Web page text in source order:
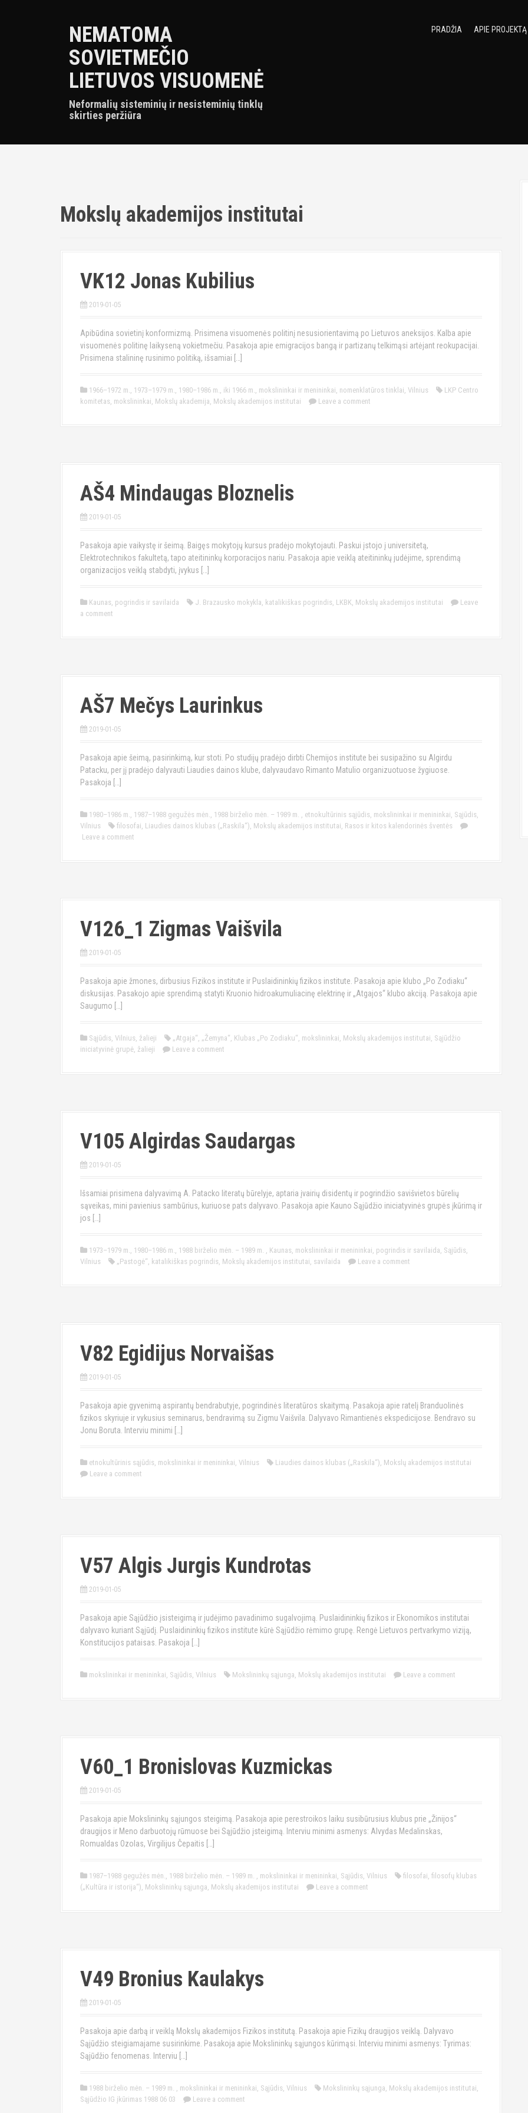
NEMATOMA
SOVIETMEČIO
LIETUVOS VISUOMENĖ
Neformalių sisteminių ir nesisteminių tinklų
skirties peržiūra
PRADŽIA APIE PROJEKTĄ
Mokslų akademijos institutai
VK12 Jonas Kubilius
2019-01-05
Apibūdina sovietinį konformizmą. Prisimena visuomenės politinį nesusiorientavimą po Lietuvos aneksijos. Kalba apie
visuomenės politinę laikyseną vokietmečiu. Pasakoja apie emigracijos bangą ir partizanų telkimąsi artėjant reokupacijai.
Prisimena stalininę rusinimo politiką, išsamiai […]
1966–1972 m., 1973–1979 m., 1980–1986 m., iki 1966 m., mokslininkai ir menininkai, nomenklatūros tinklai, Vilnius
LKP Centro
komitetas, mokslininkai, Mokslų akademija, Mokslų akademijos institutai Leave a comment
AŠ4 Mindaugas Bloznelis
2019-01-05
Pasakoja apie vaikystę ir šeimą. Baigęs mokytojų kursus pradėjo mokytojauti. Paskui įstojo į universitetą,
Elektrotechnikos fakultetą, tapo ateitininkų korporacijos nariu. Pasakoja apie veiklą ateitininkų judėjime, sprendimą
organizacijos veiklą stabdyti, įvykus […]
Kaunas, pogrindis ir savilaida J. Brazausko mokykla, katalikiškas pogrindis, LKBK, Mokslų akademijos institutai
Leave
a comment
AŠ7 Mečys Laurinkus
2019-01-05
Pasakoja apie šeimą, pasirinkimą, kur stoti. Po studijų pradėjo dirbti Chemijos institute bei susipažino su Algirdu
Patacku, per jį pradėjo dalyvauti Liaudies dainos klube, dalyvaudavo Rimanto Matulio organizuotuose žygiuose.
Pasakoja […]
1980–1986 m., 1987–1988 gegužės mėn., 1988 birželio mėn. – 1989 m. , etnokultūrinis sąjūdis, mokslininkai ir menininkai, Sąjūdis,
Vilnius
filosofai, Liaudies dainos klubas („Raskila“), Mokslų akademijos institutai, Rasos ir kitos kalendorinės šventės
Leave a comment
V126_1 Zigmas Vaišvila
2019-01-05
Pasakoja apie žmones, dirbusius Fizikos institute ir Puslaidininkių fizikos institute. Pasakoja apie klubo „Po Zodiaku“
diskusijas. Pasakojo apie sprendimą statyti Kruonio hidroakumuliacinę elektrinę ir „Atgajos“ klubo akciją. Pasakoja apie
Saugumo […]
Sąjūdis, Vilnius, žalieji „Atgaja“, „Žemyna“, Klubas „Po Zodiaku“, mokslininkai, Mokslų akademijos institutai, Sąjūdžio
iniciatyvinė grupė, žalieji Leave a comment
V105 Algirdas Saudargas
2019-01-05
Išsamiai prisimena dalyvavimą A. Patacko literatų būrelyje, aptaria įvairių disidentų ir pogrindžio savišvietos būrelių
sąveikas, mini pavienius sambūrius, kuriuose pats dalyvavo. Pasakoja apie Kauno Sąjūdžio iniciatyvinės grupės įkūrimą ir
jos […]
1973–1979 m., 1980–1986 m., 1988 birželio mėn. – 1989 m. , Kaunas, mokslininkai ir menininkai, pogrindis ir savilaida, Sąjūdis,
Vilnius
„Pastogė“, katalikiškas pogrindis, Mokslų akademijos institutai, savilaida Leave a comment
V82 Egidijus Norvaišas
2019-01-05
Pasakoja apie gyvenimą aspirantų bendrabutyje, pogrindinės literatūros skaitymą. Pasakoja apie ratelį Branduolinės
fizikos skyriuje ir vykusius seminarus, bendravimą su Zigmu Vaišvila. Dalyvavo Rimantienės ekspedicijose. Bendravo su
Jonu Boruta. Interviu minimi […]
etnokultūrinis sąjūdis, mokslininkai ir menininkai, Vilnius Liaudies dainos klubas („Raskila“), Mokslų akademijos institutai
Leave a comment
V57 Algis Jurgis Kundrotas
2019-01-05
Pasakoja apie Sąjūdžio įsisteigimą ir judėjimo pavadinimo sugalvojimą. Puslaidininkių fizikos ir Ekonomikos institutai
dalyvavo kuriant Sąjūdį. Puslaidininkių fizikos institute kūrė Sąjūdžio rėmimo grupę. Rengė Lietuvos pertvarkymo viziją,
Konstitucijos pataisas. Pasakoja […]
mokslininkai ir menininkai, Sąjūdis, Vilnius Mokslininkų sąjunga, Mokslų akademijos institutai Leave a comment
V60_1 Bronislovas Kuzmickas
2019-01-05
Pasakoja apie Mokslininkų sąjungos steigimą. Pasakoja apie perestroikos laiku susibūrusius klubus prie „Žinijos“
draugijos ir Meno darbuotojų rūmuose bei Sąjūdžio įsteigimą. Interviu minimi asmenys: Alvydas Medalinskas,
Romualdas Ozolas, Virgilijus Čepaitis […]
1987–1988 gegužės mėn., 1988 birželio mėn. – 1989 m. , mokslininkai ir menininkai, Sąjūdis, Vilnius filosofai, filosofų klubas
(„Kultūra ir istorija“), Mokslininkų sąjunga, Mokslų akademijos institutai Leave a comment
V49 Bronius Kaulakys
2019-01-05
Pasakoja apie darbą ir veiklą Mokslų akademijos Fizikos institutą. Pasakoja apie Fizikų draugijos veiklą. Dalyvavo
Sąjūdžio steigiamajame susirinkime. Pasakoja apie Mokslininkų sąjungos kūrimąsi. Interviu minimi asmenys: Tyrimas:
Sąjūdžio fenomenas. Interviu […]
1988 birželio mėn. – 1989 m. , mokslininkai ir menininkai, Sąjūdis, Vilnius Mokslininkų sąjunga, Mokslų akademijos institutai,
Sąjūdžio IG įkūrimas 1988 06 03
Leave a comment